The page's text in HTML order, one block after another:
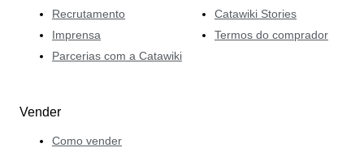
Recrutamento
Imprensa
Parcerias com a Catawiki
Catawiki Stories
Termos do comprador
Vender
Como vender